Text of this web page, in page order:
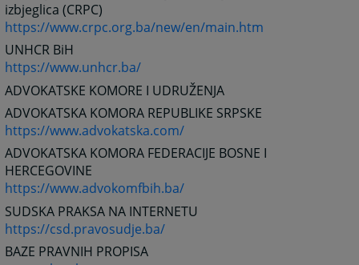
izbjeglica (CRPC)
https://www.crpc.org.ba/new/en/main.htm
UNHCR BiH
https://www.unhcr.ba/
ADVOKATSKE KOMORE I UDRUŽENJA
ADVOKATSKA KOMORA REPUBLIKE SRPSKE
https://www.advokatska.com/
ADVOKATSKA KOMORA FEDERACIJE BOSNE I
HERCEGOVINE
https://www.advokomfbih.ba/
SUDSKA PRAKSA NA INTERNETU
https://csd.pravosudje.ba/
BAZE PRAVNIH PROPISA